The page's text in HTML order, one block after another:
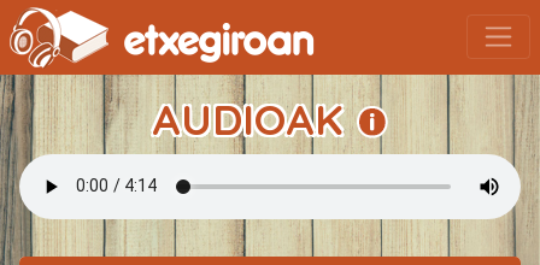
AUDIOAK